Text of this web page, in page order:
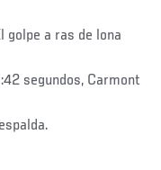
golpe a ras de lona
segundos, Carmont